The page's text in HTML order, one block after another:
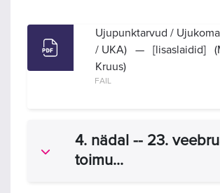
Ujupunktarvud /
/ UKA) — [lisaslaidid]
Kruus)
FAIL
Ahenda
4. nädal -- 23.
toimu...